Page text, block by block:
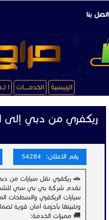
اتصل بنا
الرئيسية الخدمـــــات ا
ريكفري من دبي إلى
رقم الاعلان: 54284
🚗 ريكفري نقل سيارات من
تقدم شركة بي بي سي للشحن
سيارات الريكفري والسطحات
وتثبيتها بأحزمة أمان قوية
🚚 مميزات الخدمة: